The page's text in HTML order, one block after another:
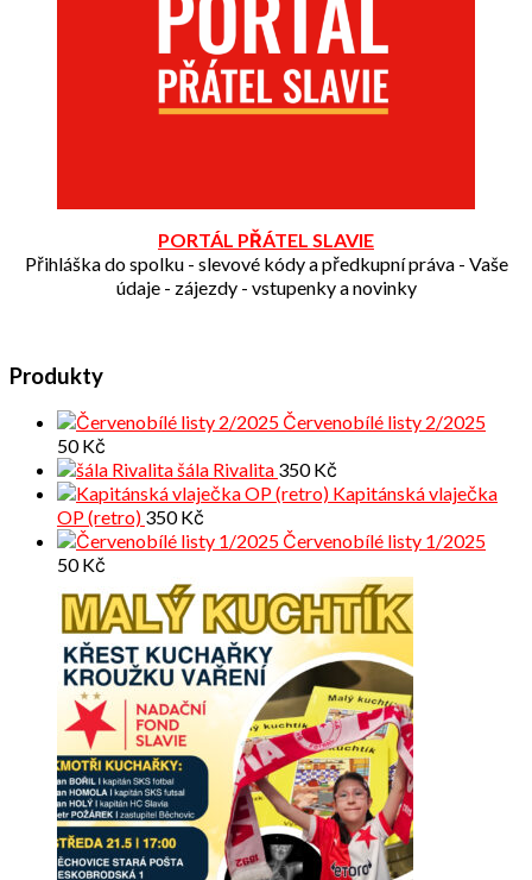
PORTÁL PŘÁTEL SLAVIE
Přihláška do spolku - slevové kódy a předkupní práva - Vaše
údaje - zájezdy - vstupenky a novinky
Produkty
Červenobílé listy 2/2025
50Kč
šála Rivalita 350Kč
Kapitánská vlaječka
OP (retro) 350Kč
Červenobílé listy 1/2025
50Kč